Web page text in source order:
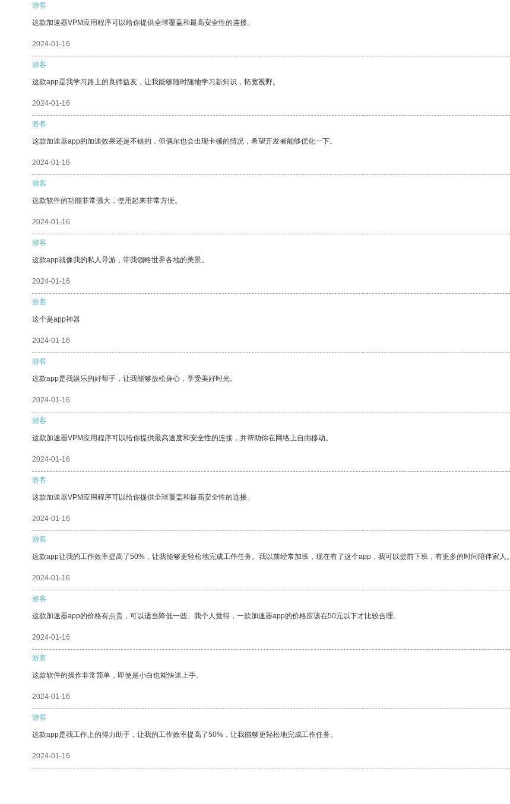
游客
这款加速器VPM应用程序可以给你提供全球覆盖和最高安全性的连接。
2024-01-16
游客
这款app是我学习路上的良师益友，让我能够随时随地学习新知识，拓宽视野。
2024-01-16
游客
这款加速器app的加速效果还是不错的，但偶尔也会出现卡顿的情况，希望开发者能够优化一下。
2024-01-16
游客
这款软件的功能非常强大，使用起来非常方便。
2024-01-16
游客
这款app就像我的私人导游，带我领略世界各地的美景。
2024-01-16
游客
这个是app神器
2024-01-16
游客
这款app是我娱乐的好帮手，让我能够放松身心，享受美好时光。
2024-01-16
游客
这款加速器VPM应用程序可以给你提供最高速度和安全性的连接，并帮助你在网络上自由移动。
2024-01-16
游客
这款加速器VPM应用程序可以给你提供全球覆盖和最高安全性的连接。
2024-01-16
游客
这款app让我的工作效率提高了50%，让我能够更轻松地完成工作任务。我以前经常加班，现在有了这个app，我可以提前下班，有更多的时间陪伴家人。
2024-01-16
游客
这款加速器app的价格有点贵，可以适当降低一些。我个人觉得，一款加速器app的价格应该在50元以下才比较合理。
2024-01-16
游客
这款软件的操作非常简单，即使是小白也能快速上手。
2024-01-16
游客
这款app是我工作上的得力助手，让我的工作效率提高了50%，让我能够更轻松地完成工作任务。
2024-01-16